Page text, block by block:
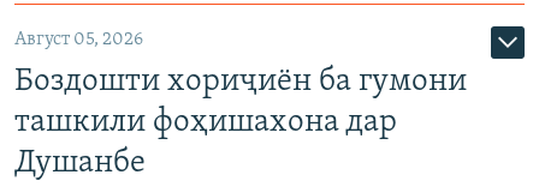
Август 05, 2026
Боздошти хориҷиён ба гумони
ташкили фоҳишахона дар
Душанбе